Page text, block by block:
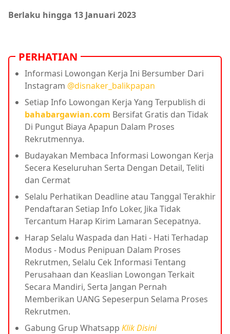
Berlaku hingga 13 Januari 2023
PERHATIAN
Informasi Lowongan Kerja Ini Bersumber Dari
Instagram @disnaker_balikpapan
Setiap Info Lowongan Kerja Yang Terpublish di
bahabargawian.com Bersifat Gratis dan Tidak
Di Pungut Biaya Apapun Dalam Proses
Rekrutmennya.
Budayakan Membaca Informasi Lowongan Kerja
Secera Keseluruhan Serta Dengan Detail, Teliti
dan Cermat
Selalu Perhatikan Deadline atau Tanggal Terakhir
Pendaftaran Setiap Info Loker, Jika Tidak
Tercantum Harap Kirim Lamaran Secepatnya.
Harap Selalu Waspada dan Hati - Hati Terhadap
Modus - Modus Penipuan Dalam Proses
Rekrutmen, Selalu Cek Informasi Tentang
Perusahaan dan Keaslian Lowongan Terkait
Secara Mandiri, Serta Jangan Pernah
Memberikan UANG Sepeserpun Selama Proses
Rekrutmen.
Gabung Grup Whatsapp Klik Disini